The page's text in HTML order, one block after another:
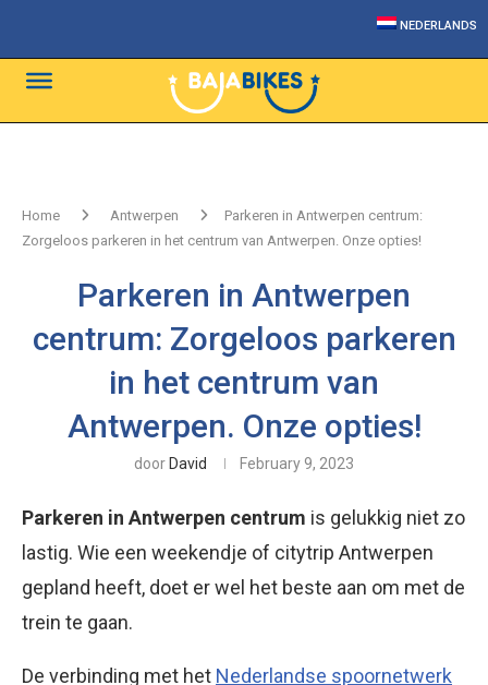
NEDERLANDS
Home Antwerpen
Parkeren in Antwerpen centrum:
Zorgeloos parkeren in het centrum van Antwerpen. Onze opties!
Parkeren in Antwerpen
centrum: Zorgeloos parkeren
in het centrum van
Antwerpen. Onze opties!
door David February 9, 2023
Parkeren in Antwerpen centrum is gelukkig niet zo
lastig. Wie een weekendje of citytrip Antwerpen
gepland heeft, doet er wel het beste aan om met de
trein te gaan.
De verbinding met het Nederlandse spoornetwerk